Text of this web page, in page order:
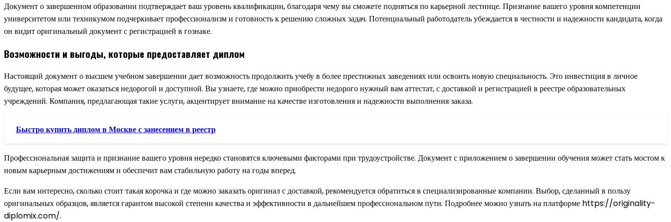
Документ о завершенном образовании подтверждает ваш уровень квалификации, благодаря чему вы сможете подняться по карьерной лестнице. Признание вашего уровня компетенции
университетом или техникумом подчеркивает профессионализм и готовность к решению сложных задач. Потенциальный работодатель убеждается в честности и надежности кандидата, когда
он видит оригинальный документ с регистрацией в гознаке.
Возможности и выгоды, которые предоставляет диплом
Настоящий документ о высшем учебном завершении дает возможность продолжить учебу в более престижных заведениях или освоить новую специальность. Это инвестиция в личное
будущее, которая может оказаться недорогой и доступной. Вы узнаете, где можно приобрести недорого нужный вам аттестат, с доставкой и регистрацией в реестре образовательных
учреждений. Компания, предлагающая такие услуги, акцентирует внимание на качестве изготовления и надежности выполнения заказа.
Быстро купить диплом в Москве с занесением в реестр
Профессиональная защита и признание вашего уровня нередко становятся ключевыми факторами при трудоустройстве. Документ с приложением о завершении обучения может стать мостом к
новым карьерным достижениям и обеспечит вам стабильную работу на годы вперед.
Если вам интересно, сколько стоит такая корочка и где можно заказать оригинал с доставкой, рекомендуется обратиться в специализированные компании. Выбор, сделанный в пользу
оригинальных образцов, является гарантом высокой степени качества и эффективности в дальнейшем профессиональном пути. Подробнее можно узнать на платформе https://originality-
diplomix.com/.